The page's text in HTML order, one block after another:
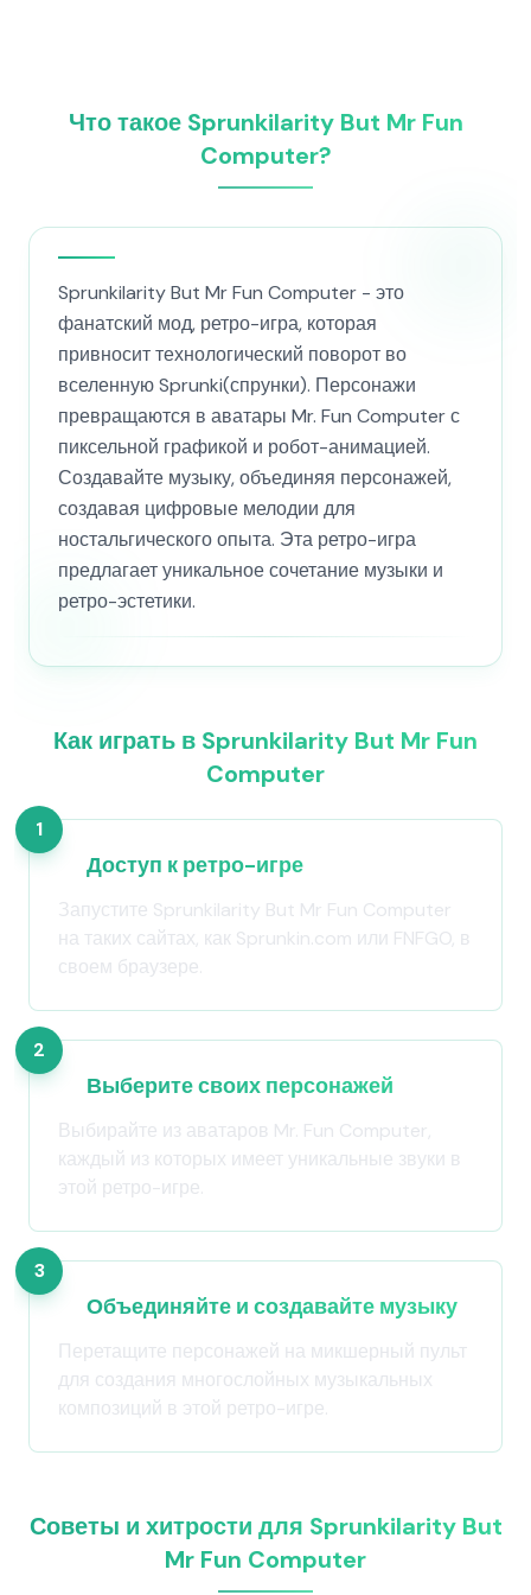
Что такое Sprunkilarity But Mr Fun
Computer?
Sprunkilarity But Mr Fun Computer - это
фанатский мод, ретро-игра, которая
привносит технологический поворот во
вселенную Sprunki(спрунки). Персонажи
превращаются в аватары Mr. Fun Computer с
пиксельной графикой и робот-анимацией.
Создавайте музыку, объединяя персонажей,
создавая цифровые мелодии для
ностальгического опыта. Эта ретро-игра
предлагает уникальное сочетание музыки и
ретро-эстетики.
Как играть в Sprunkilarity But Mr Fun
Computer
1
Доступ к ретро-игре
Запустите Sprunkilarity But Mr Fun Computer
на таких сайтах, как Sprunkin.com или FNFGO, в
своем браузере.
2
Выберите своих персонажей
Выбирайте из аватаров Mr. Fun Computer,
каждый из которых имеет уникальные звуки в
этой ретро-игре.
3
Объединяйте и создавайте музыку
Перетащите персонажей на микшерный пульт
для создания многослойных музыкальных
композиций в этой ретро-игре.
Советы и хитрости для Sprunkilarity But
Mr Fun Computer